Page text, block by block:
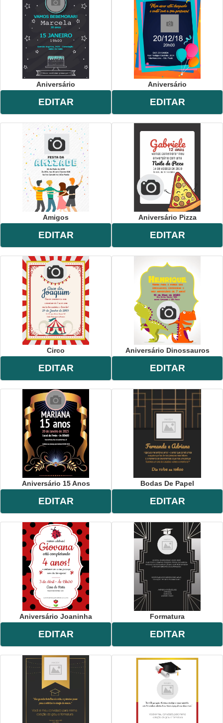
Aniversário
EDITAR
Aniversário
EDITAR
Amigos
EDITAR
Aniversário Pizza
EDITAR
Circo
EDITAR
Aniversário Dinossauros
EDITAR
Aniversário 15 Anos
EDITAR
Bodas De Papel
EDITAR
Aniversário Joaninha
EDITAR
Formatura
EDITAR